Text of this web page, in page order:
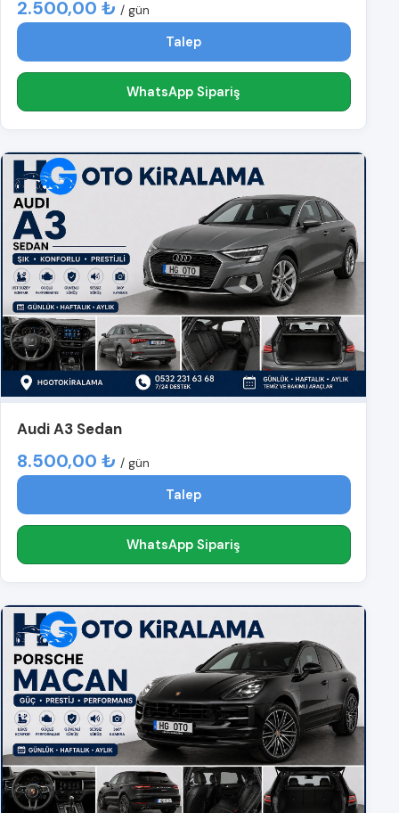
2.500,00 ₺ / gün
Talep
WhatsApp Sipariş
Audi A3 Sedan
8.500,00 ₺ / gün
Talep
WhatsApp Sipariş